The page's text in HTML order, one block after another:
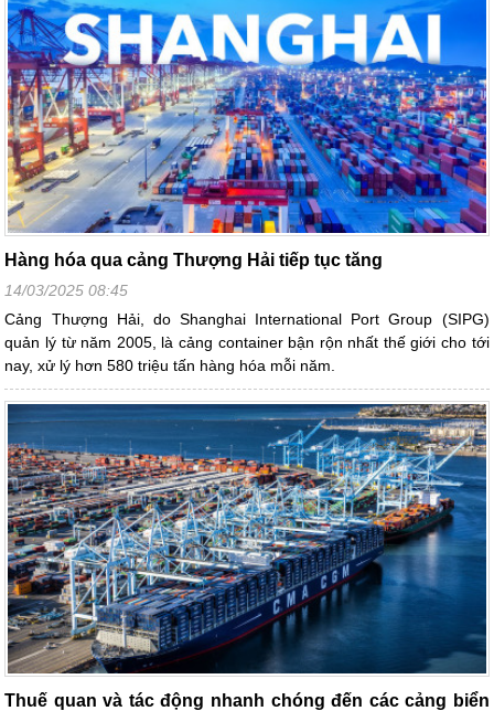
Hàng hóa qua cảng Thượng Hải tiếp tục tăng
14/03/2025 08:45
Cảng Thượng Hải, do Shanghai International Port Group (SIPG)
quản lý từ năm 2005, là cảng container bận rộn nhất thế giới cho tới
nay, xử lý hơn 580 triệu tấn hàng hóa mỗi năm.
Thuế quan và tác động nhanh chóng đến các cảng biển